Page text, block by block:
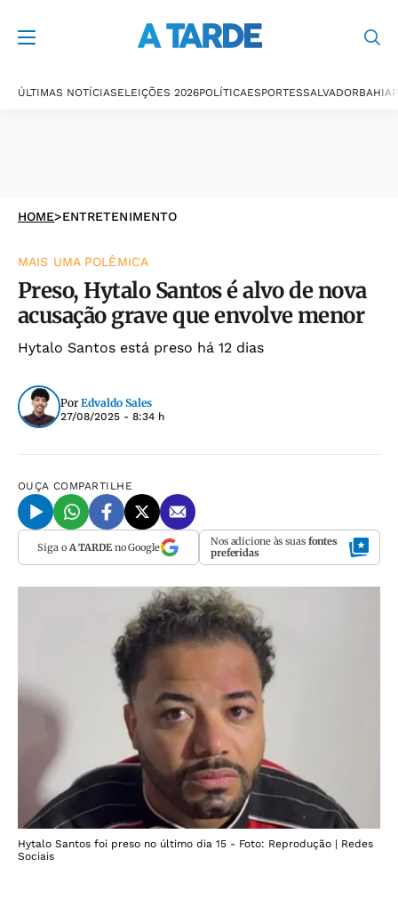
ÚLTIMAS NOTÍCIASELEIÇÕES 2026POLÍTICAESPORTESSALVADORBAHIA
HOME>ENTRETENIMENTO
MAIS UMA POLÊMICA
Preso, Hytalo Santos é alvo de nova
acusação grave que envolve menor
Hytalo Santos está preso há 12 dias
Por Edvaldo Sales
27/08/2025 - 8:34 h
OUÇA COMPARTILHE
Siga o A TARDEno Google Nos adicione às suas fontes
preferidas
Hytalo Santos foi preso no último dia 15 - Foto: Reprodução | Redes
Sociais